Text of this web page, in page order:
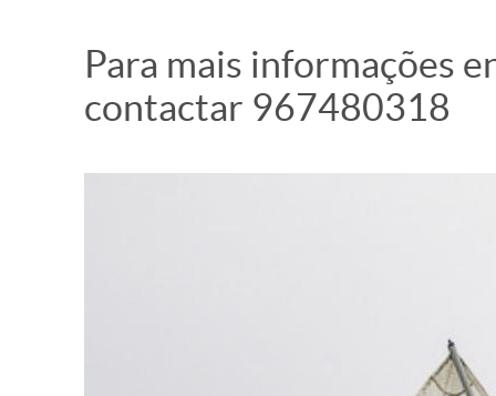
Para mais informações
contactar 967480318